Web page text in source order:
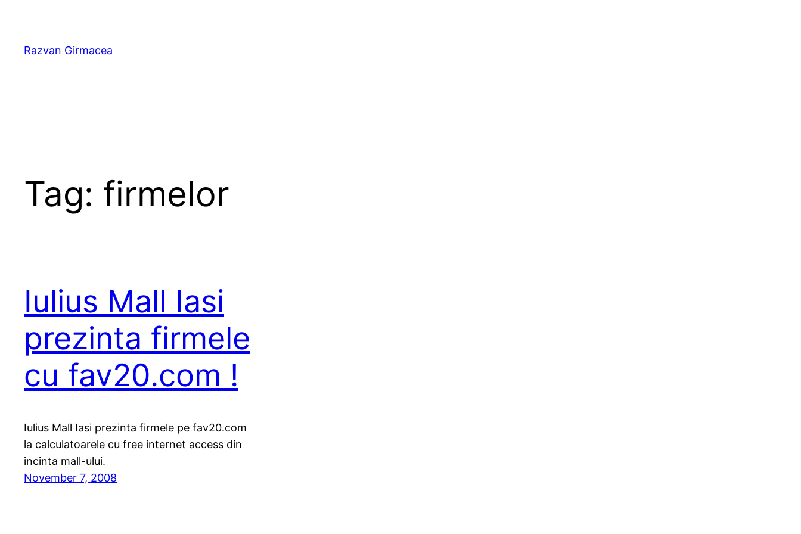
content
Razvan Girmacea
Tag: firmelor
Iulius Mall Iasi
prezinta firmele
cu fav20.com !
Iulius Mall Iasi prezinta firmele pe fav20.com
la calculatoarele cu free internet access din
incinta mall-ului.
November 7, 2008